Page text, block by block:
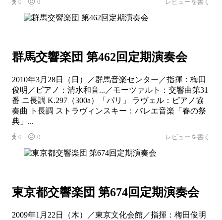
0｜ 0 レビューを書く
群馬交響楽団 第462回定期演奏会
2010年3月28日（日）／群馬音楽センター／指揮：梅田
俊明／ピアノ：清水和音...／モーツァルト：交響曲第31
番 ニ長調 K.297（300a）「パリ」 ラヴェル：ピアノ協
奏曲 ト長調 ストラヴィンスキー：バレエ音楽「春の祭
典」...
0｜ 0 レビューを書く
東京都交響楽団 第674回定期演奏会
2009年1月22日（木）／東京文化会館／指揮：梅田俊明